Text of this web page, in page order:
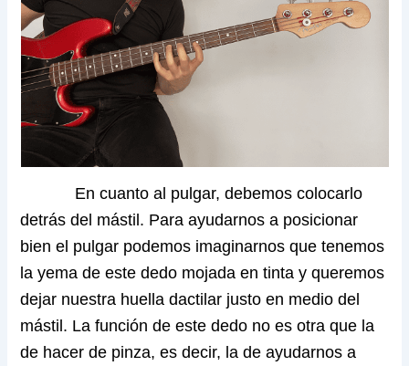
En cuanto al pulgar, debemos colocarlo
detrás del mástil. Para ayudarnos a posicionar
bien el pulgar podemos imaginarnos que tenemos
la yema de este dedo mojada en tinta y queremos
dejar nuestra huella dactilar justo en medio del
mástil. La función de este dedo no es otra que la
de hacer de pinza, es decir, la de ayudarnos a